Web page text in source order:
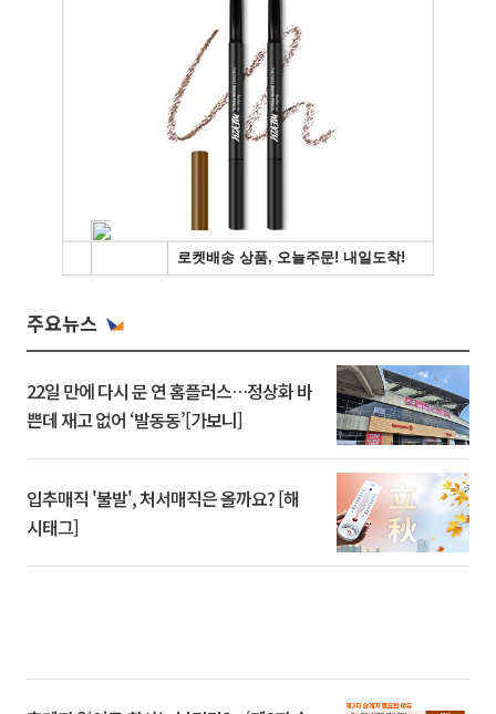
주요뉴스
22일 만에 다시 문 연 홈플러스…정상화 바
쁜데 재고 없어 ‘발동동’[가보니]
입추매직 '불발', 처서매직은 올까요? [해
시태그]